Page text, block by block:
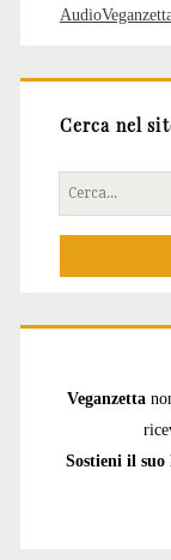
Cerca nel
Cerca
per:
Veganzetta
Sostieni il suo